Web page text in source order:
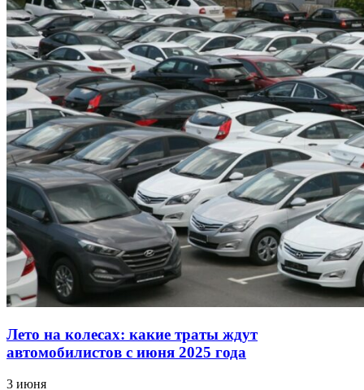
Лето на колесах: какие траты ждут
автомобилистов с июня 2025 года
3 июня